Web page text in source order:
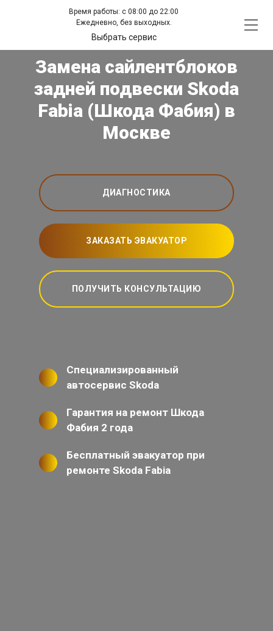
Время работы: с 08:00 до 22:00
Ежедневно, без выходных.
Выбрать сервис
Замена сайлентблоков
задней подвески Skoda
Fabia (Шкода Фабия) в
Москве
ДИАГНОСТИКА
ЗАКАЗАТЬ ЭВАКУАТОР
ПОЛУЧИТЬ КОНСУЛЬТАЦИЮ
Специализированный
автосервис Skoda
Гарантия на ремонт Шкода
Фабия 2 года
Бесплатный эвакуатор при
ремонте Skoda Fabia